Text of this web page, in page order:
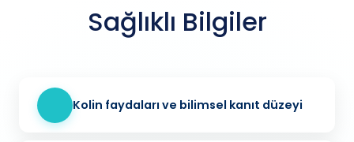
Sağlıklı Bilgiler
Kolin faydaları ve bilimsel kanıt düzeyi